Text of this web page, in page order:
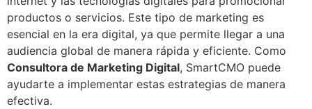
productos o servicios. Este tipo de marketing es
esencial en la era digital, ya que permite llegar a una
audiencia global de manera rápida y eficiente. Como
Consultora de Marketing Digital, SmartCMO puede
ayudarte a implementar estas estrategias de manera
efectiva.